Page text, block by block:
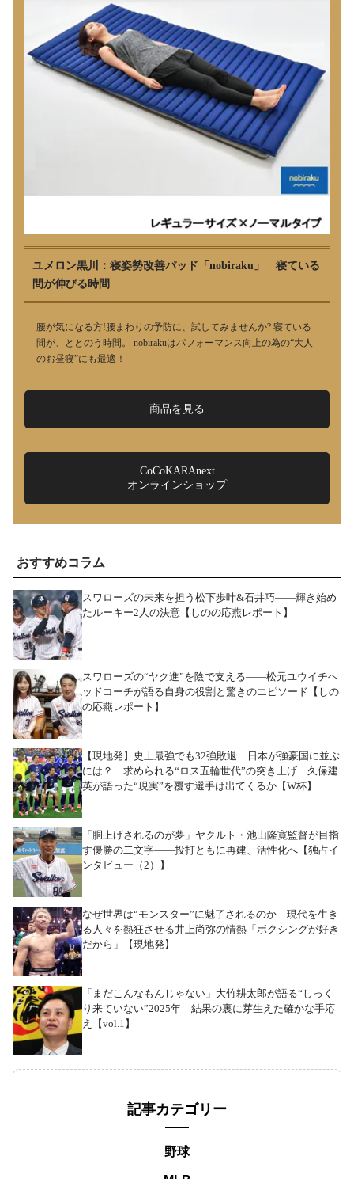
ユメロン黒川：寝姿勢改善パッド「nobiraku」 寝ている
間が伸びる時間
腰が気になる方!腰まわりの予防に、試してみませんか? 寝ている
間が、ととのう時間。 nobirakuはパフォーマンス向上の為の“大人
のお昼寝”にも最適！
商品を見る
CoCoKARAnext
オンラインショップ
おすすめコラム
スワローズの未来を担う松下歩叶&石井巧――輝き始め
たルーキー2人の決意【しのの応燕レポート】
スワローズの“ヤク進”を陰で支える――松元ユウイチヘ
ッドコーチが語る自身の役割と驚きのエピソード【しの
の応燕レポート】
【現地発】史上最強でも32強敗退…日本が強豪国に並ぶ
には？ 求められる“ロス五輪世代”の突き上げ 久保建
英が語った“現実”を覆す選手は出てくるか【W杯】
「胴上げされるのが夢」ヤクルト・池山隆寛監督が目指
す優勝の二文字――投打ともに再建、活性化へ【独占イ
ンタビュー（2）】
なぜ世界は“モンスター”に魅了されるのか 現代を生き
る人々を熱狂させる井上尚弥の情熱「ボクシングが好き
だから」【現地発】
「まだこんなもんじゃない」大竹耕太郎が語る“しっく
り来ていない”2025年 結果の裏に芽生えた確かな手応
え【vol.1】
記事カテゴリー
野球